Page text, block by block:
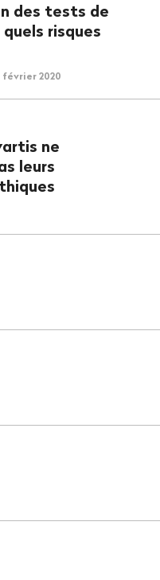
des tests de
quels risques
février 2020
ne
leurs